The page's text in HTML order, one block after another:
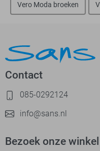
Vero Moda broeken
Contact
085-0292124
info@sans.nl
Bezoek onze winkel